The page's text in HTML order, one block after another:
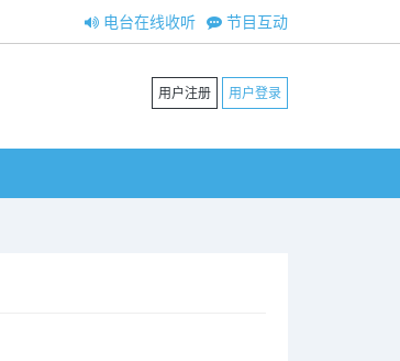
节目互动
电台在线收听
用户注册 用户登录